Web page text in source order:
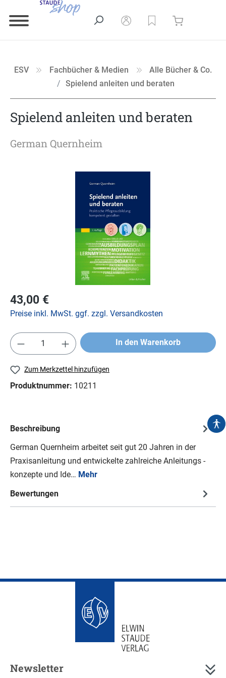
ESV Fachbücher & Medien
Alle Bücher & Co.
Spielend anleiten und beraten
Spielend anleiten und beraten
German Quernheim
43,00 €
Preise inkl. MwSt. ggf. zzgl. Versandkosten
In den Warenkorb
Zum Merkzettel hinzufügen
Produktnummer: 10211
Beschreibung
German Quernheim arbeitet seit gut 20 Jahren in der
Praxisanleitung und entwickelte zahlreiche Anleitungs -
konzepte und Ide… Mehr
Bewertungen
Newsletter